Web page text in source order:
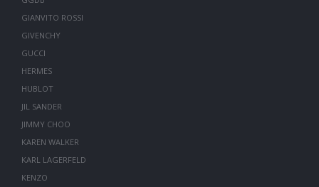
GIANVITO ROSSI
GIVENCHY
GUCCI
HERMES
HUBLOT
JIL SANDER
JIMMY CHOO
KAREN WALKER
KARL LAGERFELD
KENZO